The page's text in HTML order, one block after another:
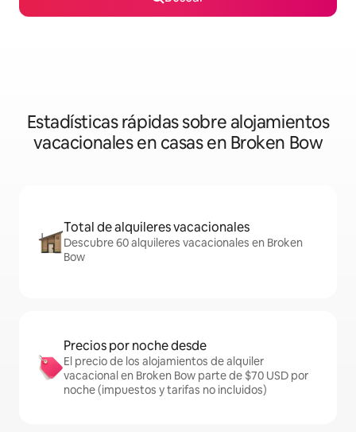
Estadísticas rápidas sobre alojamientos
vacacionales en casas en Broken Bow
Total de alquileres vacacionales
Descubre 60 alquileres vacacionales en Broken
Bow
Precios por noche desde
El precio de los alojamientos de alquiler
vacacional en Broken Bow parte de $70 USD por
noche (impuestos y tarifas no incluidos)